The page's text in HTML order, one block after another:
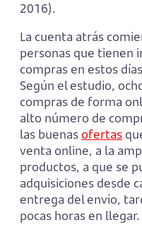
2016).
La cuenta atrás
personas que tienen
compras en estos
Según el estudio,
compras de forma
alto número de
las buenasofertas
venta online, a la
productos, a que se
adquisiciones desde
entrega del envío,
pocas horas en llegar.